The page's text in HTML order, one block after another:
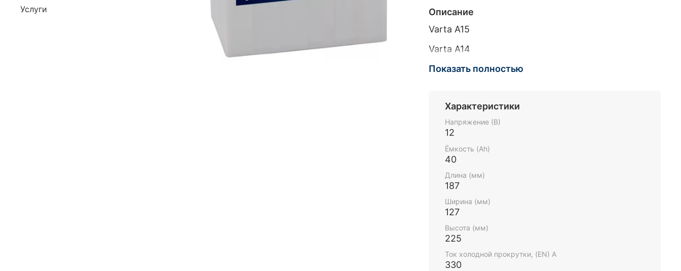
Описание
Varta A15
Varta A14
Тонкие клеммы
Показать полностью
Характеристики
Напряжение (В)
12
Ёмкость (Ah)
40
Длина (мм)
187
Ширина (мм)
127
Высота (мм)
225
Ток холодной прокрутки, (EN) А
330
Услуги